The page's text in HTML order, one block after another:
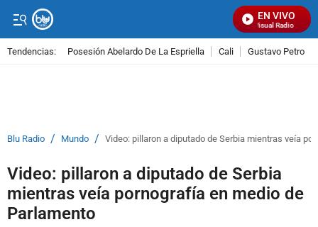
EN VIVO
Señal Visual Radio
Tendencias: Posesión Abelardo De La Espriella Cali Gustavo Petro
Blu Radio / Mundo / Video: pillaron a diputado de Serbia mientras veía
Video: pillaron a diputado de Serbia
mientras veía pornografía en medio de
Parlamento